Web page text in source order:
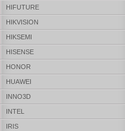
HIFUTURE
HIKVISION
HIKSEMI
HISENSE
HONOR
HUAWEI
INNO3D
INTEL
IRIS